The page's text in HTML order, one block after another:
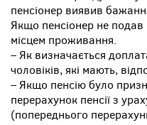
пенсіонер виявив
Якщо пенсіонер не подав
місцем проживання.
– Як визначається
чоловіків, які мають,
– Якщо пенсію було
перерахунок пенсії з
(попереднього